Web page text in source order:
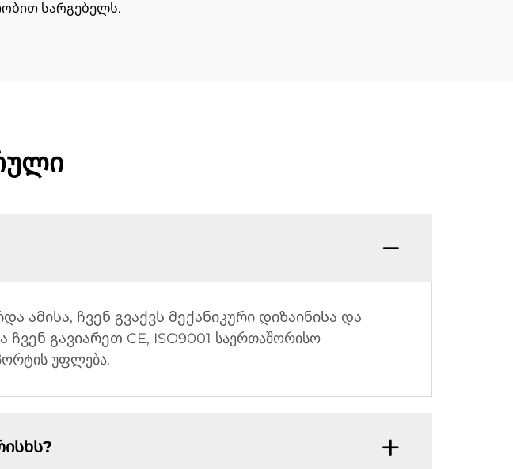
სარგებელს.
ამისა, ჩვენ გვაქვს მექანიკური დიზაინისა და
გავიარეთ CE, ISO9001 საერთაშორისო
უფლება.